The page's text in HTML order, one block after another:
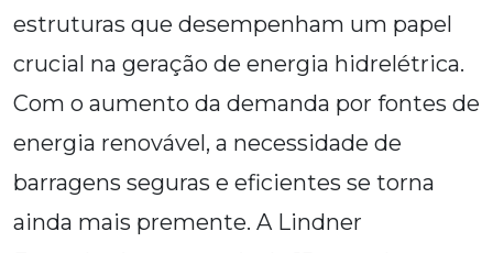
estruturas que desempenham um papel
crucial na geração de energia hidrelétrica.
Com o aumento da demanda por fontes de
energia renovável, a necessidade de
barragens seguras e eficientes se torna
ainda mais premente. A Lindner